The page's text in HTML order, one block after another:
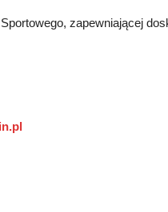
zapewniającej